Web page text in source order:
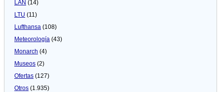
LAN (14)
LTU (11)
Lufthansa (108)
Meteorologí­a (43)
Monarch (4)
Museos (2)
Ofertas (127)
Otros (1.935)